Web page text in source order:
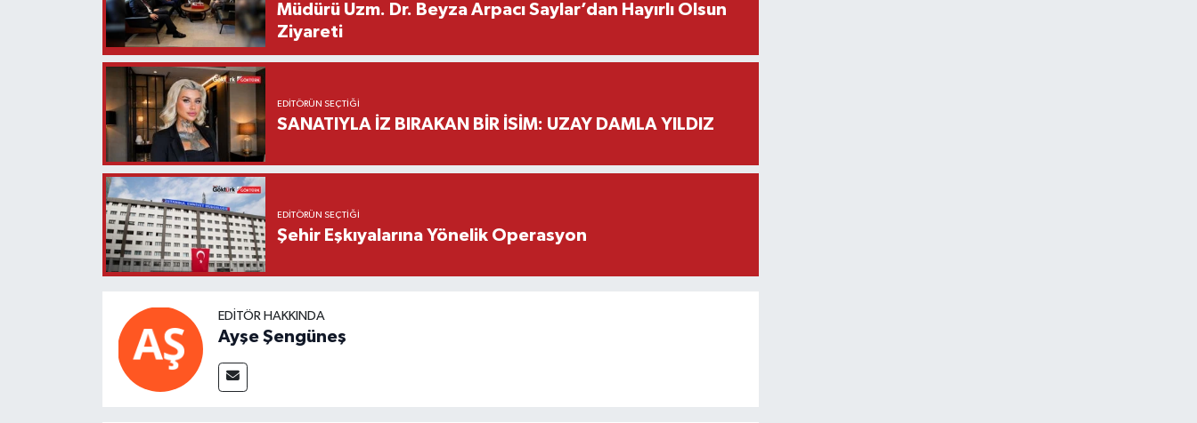
Müdürü Uzm. Dr. Beyza Arpacı Saylar’dan Hayırlı Olsun
Ziyareti
EDITÖRÜN SEÇTIĞI
SANATIYLA İZ BIRAKAN BİR İSİM: UZAY DAMLA YILDIZ
EDITÖRÜN SEÇTIĞI
Şehir Eşkıyalarına Yönelik Operasyon
EDITÖR HAKKINDA
Ayşe Şengüneş